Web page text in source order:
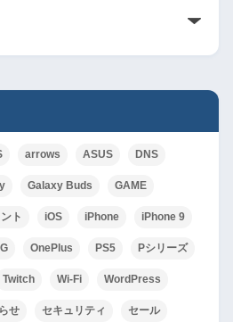
arrows ASUS DNS
Galaxy Buds GAME
ト iOS iPhone iPhone 9
OnePlus PS5 Pシリーズ
Twitch Wi-Fi WordPress
せ セキュリティ セール